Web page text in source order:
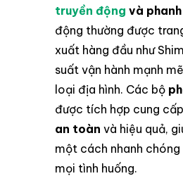
truyền động và
động thường được
xuất hàng đầu như
suất vận hành mạnh
loại địa hình. Các bộ
được tích hợp cung cấp
an toàn và hiệu quả,
một cách nhanh
mọi tình huống.